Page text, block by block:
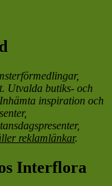
Utvalda butiks- och
inspiration och
reklamlänkar.
Interflora